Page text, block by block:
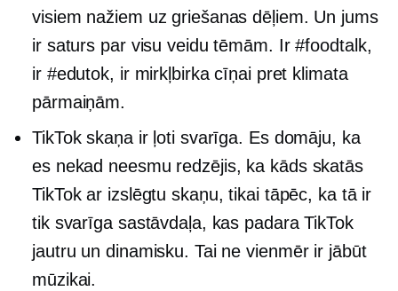
visiem nažiem uz griešanas dēļiem. Un jums
ir saturs par visu veidu tēmām. Ir #foodtalk,
ir #edutok, ir mirkļbirka cīņai pret klimata
pārmaiņām.
TikTok skaņa ir ļoti svarīga. Es domāju, ka
es nekad neesmu redzējis, ka kāds skatās
TikTok ar izslēgtu skaņu, tikai tāpēc, ka tā ir
tik svarīga sastāvdaļa, kas padara TikTok
jautru un dinamisku. Tai ne vienmēr ir jābūt
mūzikai.